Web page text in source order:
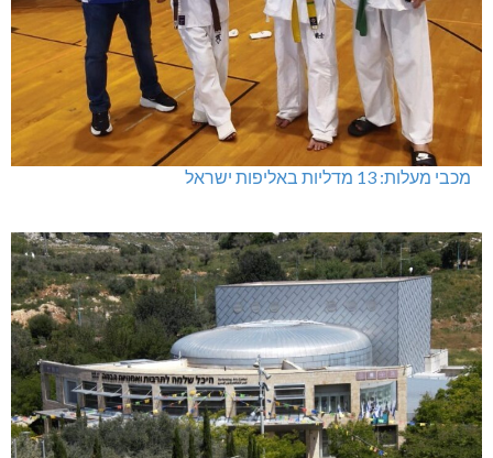
מכבי מעלות: 13 מדליות באליפות ישראל